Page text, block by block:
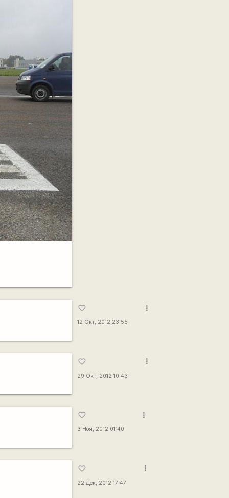
favorite_border
12 Окт, 2012 23:55
more_vert
favorite_border
29 Окт, 2012 10:43
more_vert
favorite_border
3 Ноя, 2012 01:40
more_vert
favorite_border
22 Дек, 2012 17:47
more_vert